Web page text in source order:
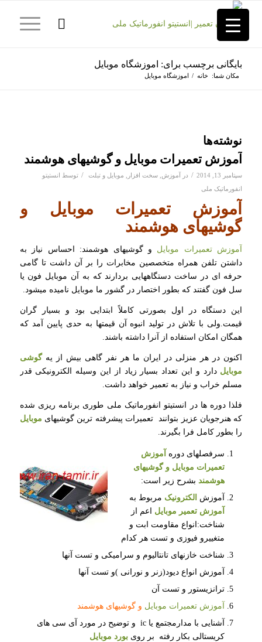
بایگانی برچسب برای: اموزشگاه موبایل
مکان شما: خانه / اموزشگاه موبایل
نوشته‌ها
آموزش تعمیرات موبایل و گوشیهای هوشمند
سپتامبر 13, 2014 / در آموزش سخت افزار موبایل و تبلت / توسط انستیتو
انفورماتیک ملی
آموزش تعمیرات موبایل و
گوشیهای هوشمند
آموزش تعمیرات موبایل و گوشیهای هوشمند: احساس نیاز به
داشتن تلفن همراه متخصصین مخابرات را بر آن داشت تا گامی
حرفه ای در ساخت دستگاههایی بردارند که به آن موبایل فون یا
سل فون گفتند که بطور اختصار در گشور ما موبایل نامیده میشود.
این دستگاه در اول بصورتی کاملاً ابتدایی بود و بسیار گران
قیمت.ولی با تلاش در تولید انبوه آن قیمتها به حدی پایین آمد که
همگان امکان استفاده از آنرا داشته باشند.
اکنون در هر منزلی در ایران ما هر نفر گاهی بیش از یهگوشی
موبایل دارد و این تعداد بسیار زیاد از این وسیله الکترونیکی قدر
مسلم خراب و نیاز به تعمیر خواهد داشت.
فلذا دوره ها در انستیتو انفورماتیک ملی طوری برنامه ریزی شده
که هنرجویان عزیز بتوانند تعمیرات پیشرفته ترین گوشیهای موبایل
را بطور کامل فرا بگیرند.
سرفصلهای دوره
آموزش
تعمیرات موبایل و گوشیهای
هوشمندبشرح زیر است:
آموزش الکترونیک مربوط به
آموزش تعمیر موبایل اعم از
شناخت:انواع مقاومت ابت و
متغییرو فیوزی و تست هر کدام
شناخت خازنهای تانتالیوم و سرامیکی و تست آنها
آموزش انواع دیود(زنر و نورانی )و تست آنها
ترانزیستور و تست آن
آموزش تعمیرات موبایل و گوشیهای هوشمند
آشنایی با مدارمجتمع یا ic و توضیح در مورد آی سی های
کریستالی بکار رفته بر روی بورد موبایل